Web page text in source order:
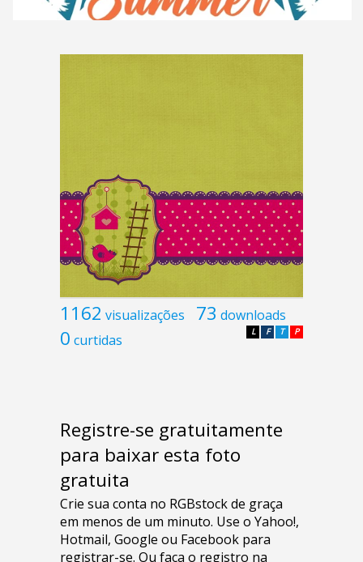
1162 visualizações 73 downloads
0 curtidas P
T
F
L
Registre-se gratuitamente
para baixar esta foto
gratuita